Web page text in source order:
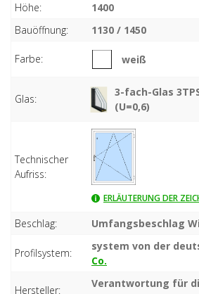
Höhe:
1400
Bauöffnung:
1130 / 1450
Farbe: weiß
Glas:
3-fach-Glas
(U=0,6)
Technischer
Aufriss:
ERLÄUTERUNG DER
Beschlag: Umfangsbeschlag
Profilsystem:
system von der
Co.
Hersteller:
Verantwortung für